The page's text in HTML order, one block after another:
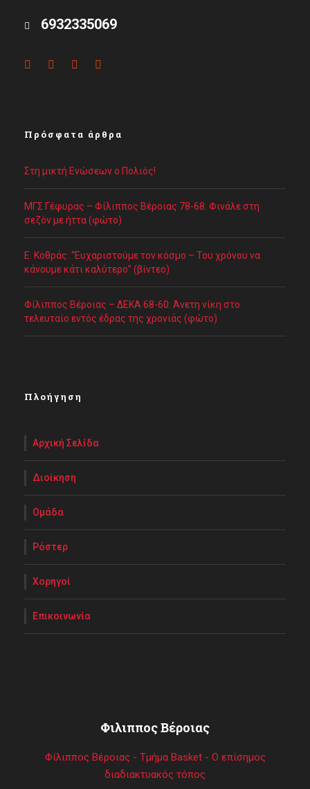
6932335069
Πρόσφατα άρθρα
Στη μικτή Ενώσεων ο Πολιός!
ΜΓΣ Γέφυρας – Φίλιππος Βέροιας 78-68: Φινάλε στη
σεζόν με ήττα (φώτο)
Ε. Κοθράς: “Ευχαριστούμε τον κόσμο – Του χρόνου να
κάνουμε κάτι καλύτερο” (βίντεο)
Φίλιππος Βέροιας – ΔΕΚΑ 68-60: Άνετη νίκη στο
τελευταίο εντός έδρας της χρονιάς (φώτο)
Πλοήγηση
Αρχική Σελίδα
Διοίκηση
Ομάδα
Ρόστερ
Χορηγοί
Επικοινωνία
Φιλιππος Βέροιας
Φίλιππος Βέροιας - Τμήμα Basket - Ο επίσημος
διαδιακτυακός τόπος